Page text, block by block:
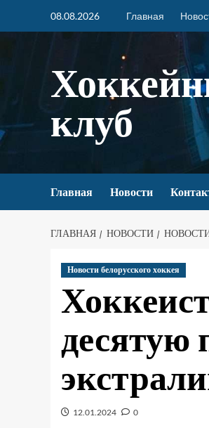
08.08.2026 Главная
клуб
Главная Новости
ГЛАВНАЯ НОВОСТИ
Новости белорусского хоккея
десятую
12.01.2024 0